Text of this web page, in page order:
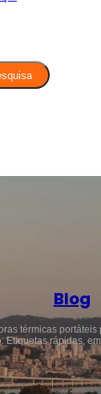
Blog
térmicas
Etiquetas rápidas,